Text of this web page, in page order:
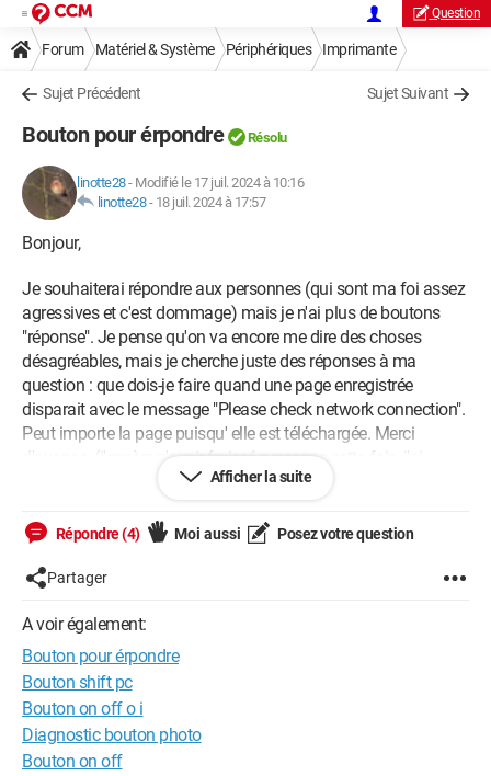
Question
Forum Matériel & Système Périphériques Imprimante
Sujet Précédent Sujet Suivant
Bouton pour érpondre Résolu
linotte28- Modifié le 17 juil. 2024 à 10:16
linotte28- 18 juil. 2024 à 17:57
Bonjour,
Je souhaiterai répondre aux personnes (qui sont ma foi assez
agressives et c'est dommage) mais je n'ai plus de boutons
"réponse". Je pense qu'on va encore me dire des choses
désagréables, mais je cherche juste des réponses à ma
question : que dois-je faire quand une page enregistrée
disparait avec le message "Please check network connection".
Peut importe la page puisqu' elle est téléchargée. Merci
d'avance. (j'espère n'avoir froissé personne cette fois, j'ai
connu un temps ou on me répondait gentiment, en essayant
Windows / Chrome 126.0.0.0
Afficher la suite
Répondre (4) Moi aussi Posez votre question
Partager
A voir également:
Bouton pour érpondre
Bouton shift pc
Bouton on off o i
Diagnostic bouton photo
Bouton on off